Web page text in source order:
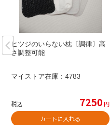
ヒツジのいらない枕〔調律〕高
さ調整可能
マイストア在庫： 4783
税込 7250円
カートに入れる